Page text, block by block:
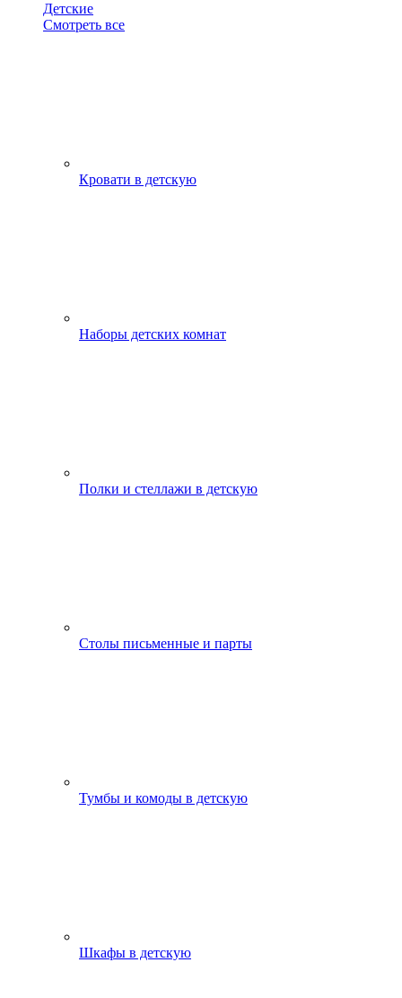
Детские
Смотреть все
Кровати в детскую
Наборы детских комнат
Полки и стеллажи в детскую
Столы письменные и парты
Тумбы и комоды в детскую
Шкафы в детскую